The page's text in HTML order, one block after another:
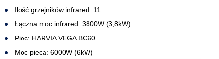
Ilość grzejników infrared: 11
Łączna moc infrared: 3800W (3,8kW)
Piec: HARVIA VEGA BC60
Moc pieca: 6000W (6kW)